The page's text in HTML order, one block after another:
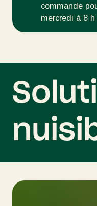
commande
mercredi à 8